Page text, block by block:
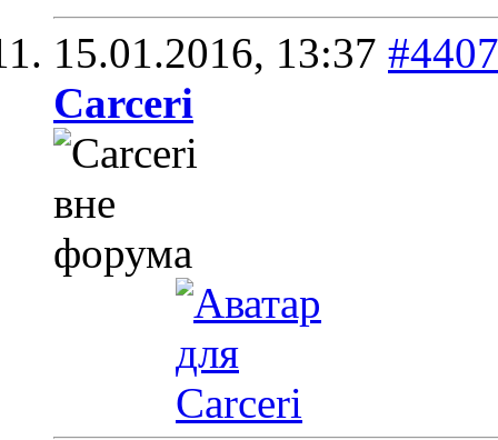
15.01.2016, 13:37 #4407
Carceri